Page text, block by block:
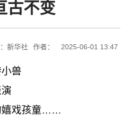
古不变
新华社 作者： 2025-06-01 13:47
兽
嬉戏孩童……